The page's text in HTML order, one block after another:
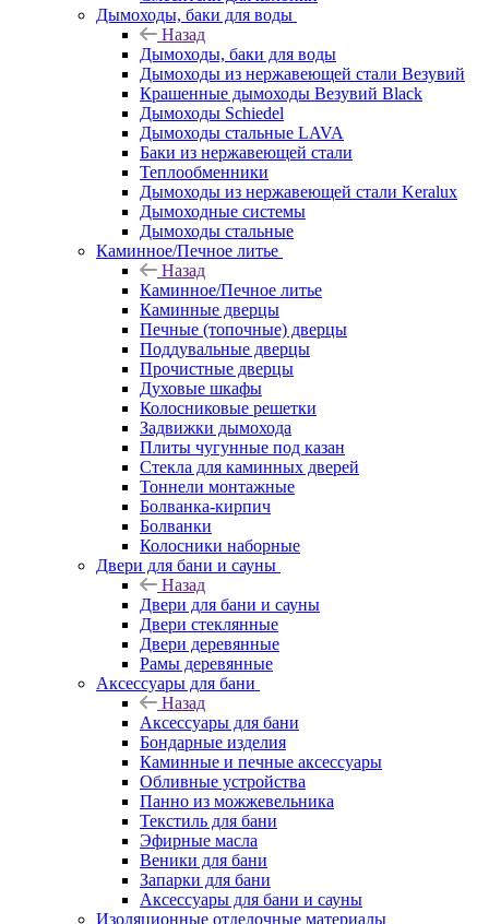
Дымоходы, баки для воды
Назад
Дымоходы, баки для воды
Дымоходы из нержавеющей стали Везувий
Крашенные дымоходы Везувий Black
Дымоходы Schiedel
Дымоходы стальные LAVA
Баки из нержавеющей стали
Теплообменники
Дымоходы из нержавеющей стали Keralux
Дымоходные системы
Дымоходы стальные
Каминное/Печное литье
Назад
Каминное/Печное литье
Каминные дверцы
Печные (топочные) дверцы
Поддувальные дверцы
Прочистные дверцы
Духовые шкафы
Колосниковые решетки
Задвижки дымохода
Плиты чугунные под казан
Стекла для каминных дверей
Тоннели монтажные
Болванка-кирпич
Болванки
Колосники наборные
Двери для бани и сауны
Назад
Двери для бани и сауны
Двери стеклянные
Двери деревянные
Рамы деревянные
Аксессуары для бани
Назад
Аксессуары для бани
Бондарные изделия
Каминные и печные аксессуары
Обливные устройства
Панно из можжевельника
Текстиль для бани
Эфирные масла
Веники для бани
Запарки для бани
Аксессуары для бани и сауны
Изоляционные отделочные материалы